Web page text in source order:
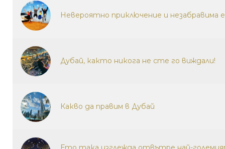
Невероятно приключение и незабравима
Дубай, както никога не сте го виждали!
Какво да правим в Дубай